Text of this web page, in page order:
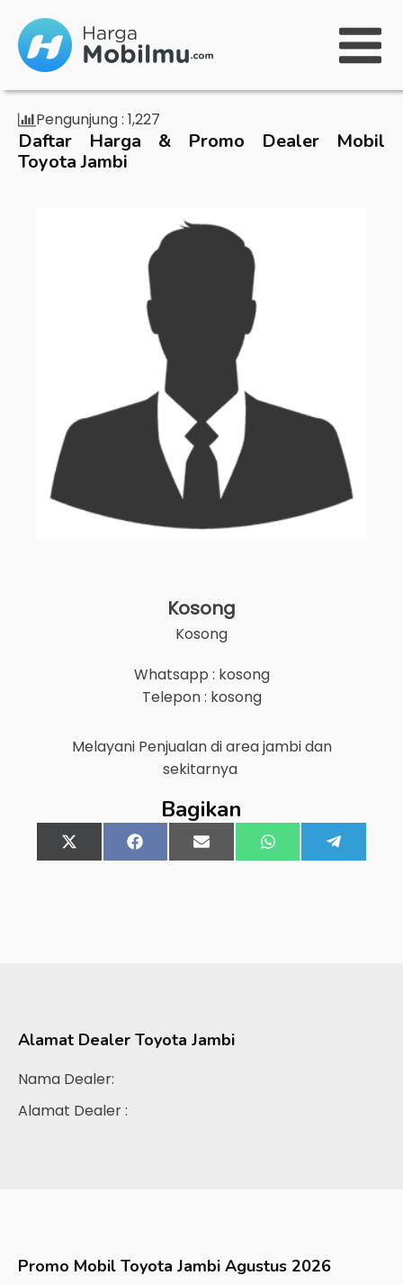
Pengunjung : 1,227
Daftar Harga & Promo Dealer Mobil
Toyota Jambi
Kosong
Kosong
Whatsapp : kosong
Telepon : kosong
Melayani Penjualan di areajambidan
sekitarnya
Bagikan
Share
on
X
(Twitter)
Share
on
FacebookShare
on
Email Share
on
WhatsApp
on
Alamat Dealer Toyota Jambi
Nama Dealer:
Alamat Dealer :
Promo Mobil Toyota Jambi Agustus 2026